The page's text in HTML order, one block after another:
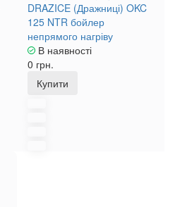
DRAZICE (Дражниці) OKC
125 NTR бойлер
непрямого нагріву
В наявності
0 грн.
Купити